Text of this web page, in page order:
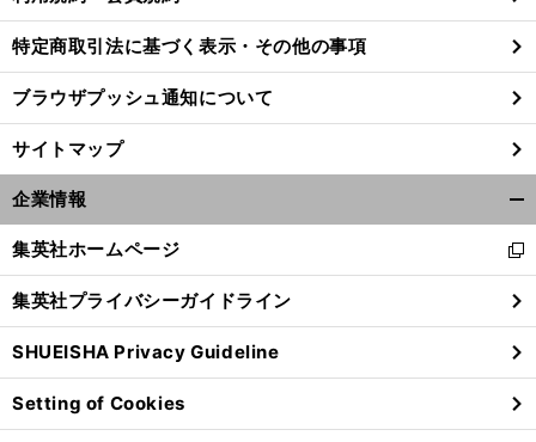
特定商取引法に基づく表示・その他の事項
ブラウザプッシュ通知について
サイトマップ
企業情報
閉
る
集英社ホームページ
新
し
い
ウ
ィ
ン
ド
ウ
集英社プライバシーガイドライン
SHUEISHA Privacy Guideline
Setting of Cookies